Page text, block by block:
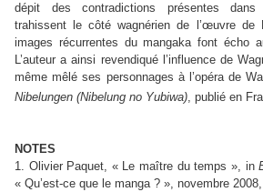
dépit des contradictions présentes
trahissent le côté wagnérien de l’œuvre de
images récurrentes du mangaka font écho
L’auteur a ainsi revendiqué l’influence de
même mêlé ses personnages à l’opéra de
Nibelungen (Nibelung no Yubiwa) , publié en
NOTES
1. Olivier Paquet, « Le maître du temps », in
« Qu’est-ce que le manga ? », novembre 2008,